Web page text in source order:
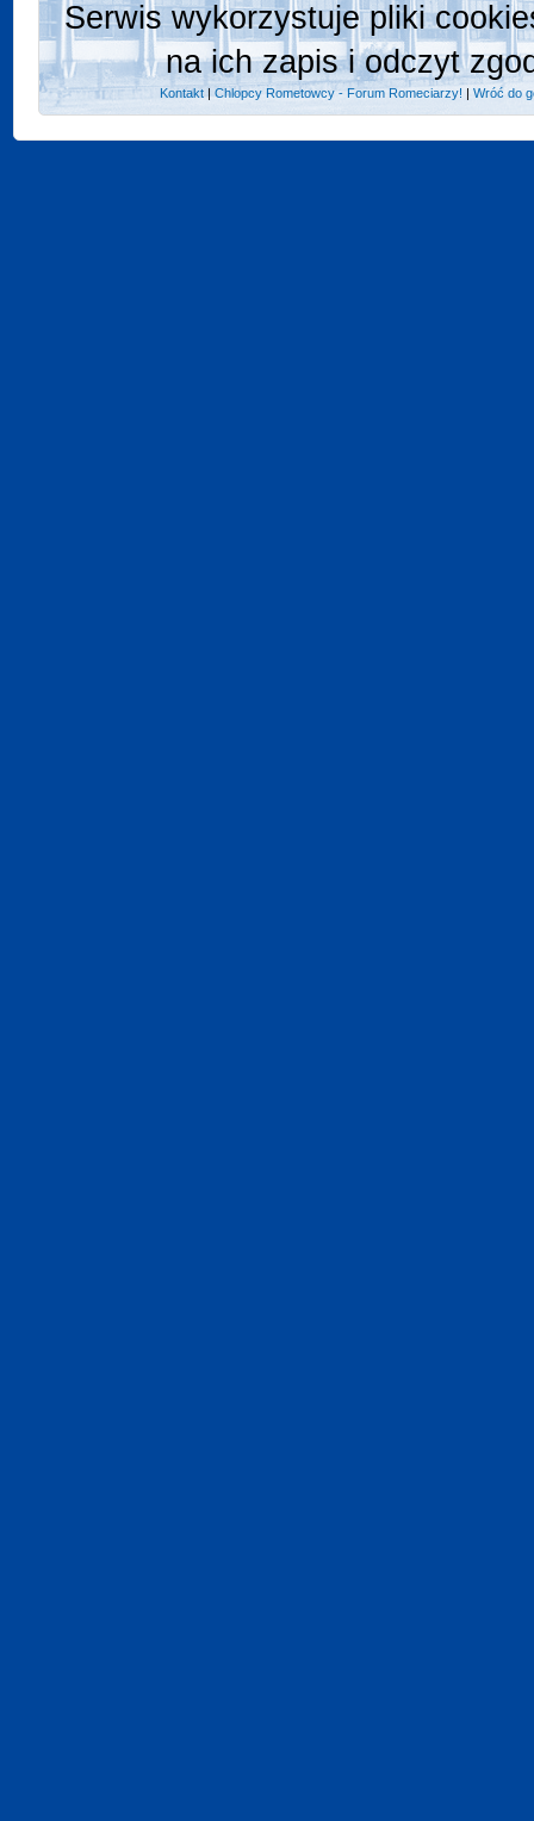
Serwis wykorzystuje pliki
na ich zapis i odczyt
Kontakt |Chlopcy Rometowcy - Forum Romeciarzy! |Wróć do